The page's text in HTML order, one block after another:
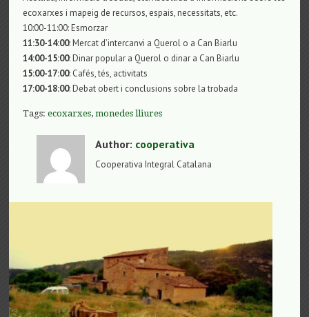
ecoxarxes i mapeig de recursos, espais, necessitats, etc.
10:00-11:00: Esmorzar
11:30-14:00: Mercat d’intercanvi a Querol o a Can Biarlu
14:00-15:00: Dinar popular a Querol o dinar a Can Biarlu
15:00-17:00: Cafés, tés, activitats
17:00-18:00: Debat obert i conclusions sobre la trobada
Tags:ecoxarxes,monedes lliures
Author: cooperativa
Cooperativa Integral Catalana